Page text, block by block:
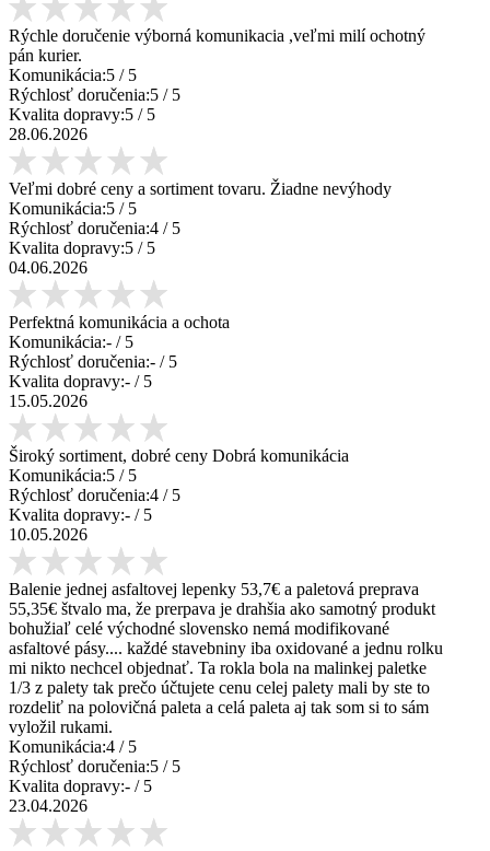
Rýchle doručenie výborná komunikacia ,veľmi milí ochotný
pán kurier.
Komunikácia:5 / 5
Rýchlosť doručenia:5 / 5
Kvalita dopravy:5 / 5
28.06.2026
Veľmi dobré ceny a sortiment tovaru. Žiadne nevýhody
Komunikácia:5 / 5
Rýchlosť doručenia:4 / 5
Kvalita dopravy:5 / 5
04.06.2026
Perfektná komunikácia a ochota
Komunikácia:- / 5
Rýchlosť doručenia:- / 5
Kvalita dopravy:- / 5
15.05.2026
Široký sortiment, dobré ceny Dobrá komunikácia
Komunikácia:5 / 5
Rýchlosť doručenia:4 / 5
Kvalita dopravy:- / 5
10.05.2026
Balenie jednej asfaltovej lepenky 53,7€ a paletová preprava
55,35€ štvalo ma, že prerpava je drahšia ako samotný produkt
bohužiaľ celé východné slovensko nemá modifikované
asfaltové pásy.... každé stavebniny iba oxidované a jednu rolku
mi nikto nechcel objednať. Ta rokla bola na malinkej paletke
1/3 z palety tak prečo účtujete cenu celej palety mali by ste to
rozdeliť na polovičná paleta a celá paleta aj tak som si to sám
vyložil rukami.
Komunikácia:4 / 5
Rýchlosť doručenia:5 / 5
Kvalita dopravy:- / 5
23.04.2026